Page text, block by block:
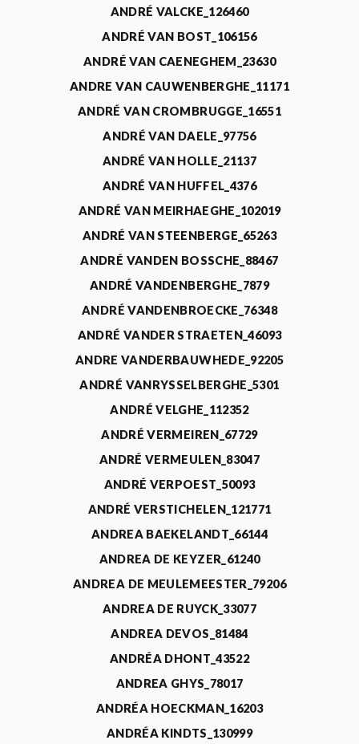
ANDRÉ VALCKE_126460
ANDRÉ VAN BOST_106156
ANDRÉ VAN CAENEGHEM_23630
ANDRE VAN CAUWENBERGHE_11171
ANDRÉ VAN CROMBRUGGE_16551
ANDRÉ VAN DAELE_97756
ANDRÉ VAN HOLLE_21137
ANDRÉ VAN HUFFEL_4376
ANDRÉ VAN MEIRHAEGHE_102019
ANDRÉ VAN STEENBERGE_65263
ANDRÉ VANDEN BOSSCHE_88467
ANDRÉ VANDENBERGHE_7879
ANDRÉ VANDENBROECKE_76348
ANDRÉ VANDER STRAETEN_46093
ANDRE VANDERBAUWHEDE_92205
ANDRÉ VANRYSSELBERGHE_5301
ANDRÉ VELGHE_112352
ANDRÉ VERMEIREN_67729
ANDRÉ VERMEULEN_83047
ANDRÉ VERPOEST_50093
ANDRÉ VERSTICHELEN_121771
ANDREA BAEKELANDT_66144
ANDREA DE KEYZER_61240
ANDREA DE MEULEMEESTER_79206
ANDREA DE RUYCK_33077
ANDREA DEVOS_81484
ANDRÉA DHONT_43522
ANDREA GHYS_78017
ANDRÉA HOECKMAN_16203
ANDRÉA KINDTS_130999